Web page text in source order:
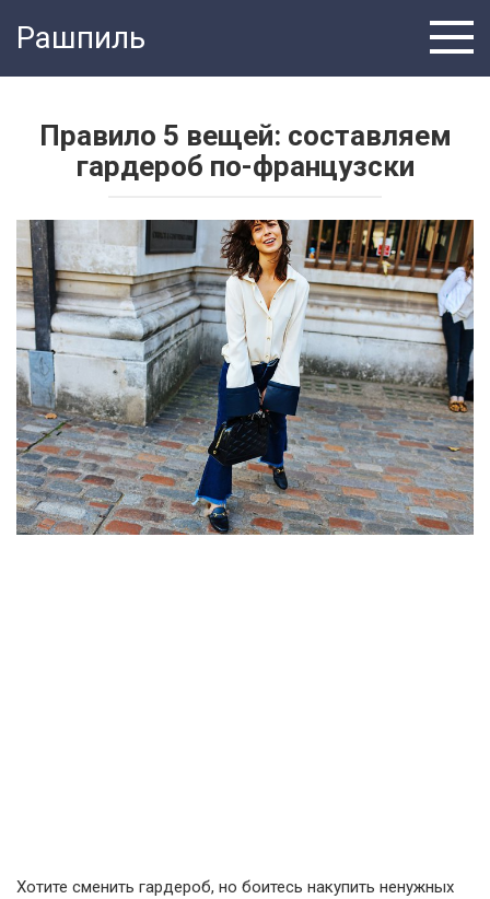
Рашпиль
Правило 5 вещей: составляем
гардероб по-французски
Хотите сменить гардероб, но боитесь накупить ненужных